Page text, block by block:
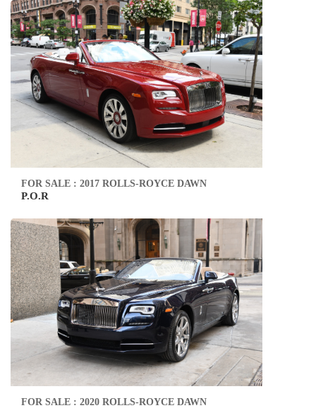
FOR SALE : 2017 ROLLS-ROYCE DAWN
P.O.R
FOR SALE : 2020 ROLLS-ROYCE DAWN